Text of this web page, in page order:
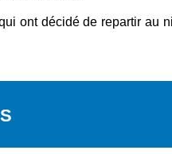
ont décidé de repartir au